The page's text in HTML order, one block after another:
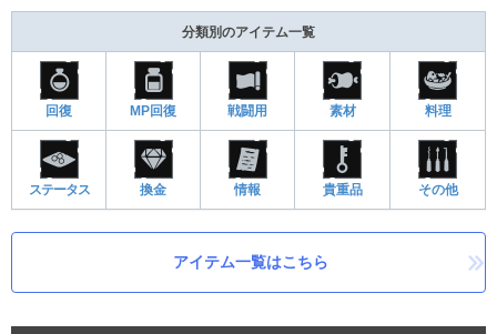
分類別のアイテム一覧
回復 MP回復 戦闘用 素材 料理
ステータス 換金 情報 貴重品 その他
アイテム一覧はこちら